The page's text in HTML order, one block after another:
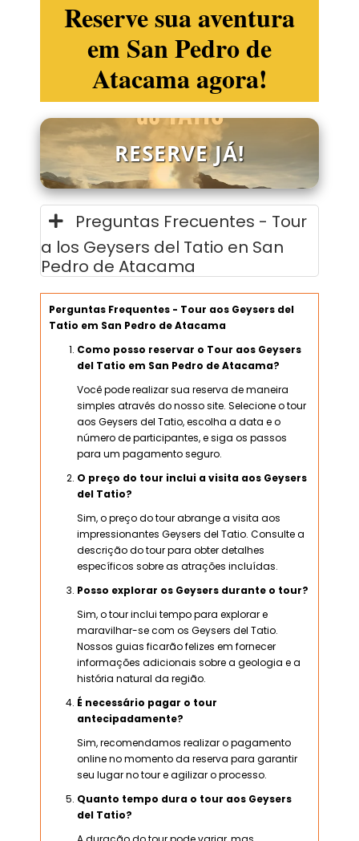
Reserve sua aventura
em San Pedro de
Atacama agora!
RESERVE JÁ!
Preguntas Frecuentes - Tour
a los Geysers del Tatio en San
Pedro de Atacama
Perguntas Frequentes - Tour aos Geysers del
Tatio em San Pedro de Atacama
Como posso reservar o Tour aos Geysers
del Tatio em San Pedro de Atacama?
Você pode realizar sua reserva de maneira
simples através do nosso site. Selecione o tour
aos Geysers del Tatio, escolha a data e o
número de participantes, e siga os passos
para um pagamento seguro.
O preço do tour inclui a visita aos Geysers
del Tatio?
Sim, o preço do tour abrange a visita aos
impressionantes Geysers del Tatio. Consulte a
descrição do tour para obter detalhes
específicos sobre as atrações incluídas.
Posso explorar os Geysers durante o tour?
Sim, o tour inclui tempo para explorar e
maravilhar-se com os Geysers del Tatio.
Nossos guias ficarão felizes em fornecer
informações adicionais sobre a geologia e a
história natural da região.
É necessário pagar o tour
antecipadamente?
Sim, recomendamos realizar o pagamento
online no momento da reserva para garantir
seu lugar no tour e agilizar o processo.
Quanto tempo dura o tour aos Geysers
del Tatio?